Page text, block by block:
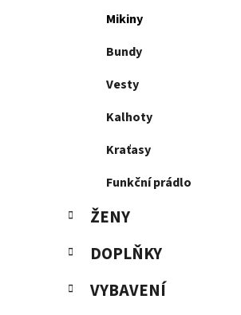
Mikiny
Bundy
Vesty
Kalhoty
Kraťasy
Funkční prádlo
ŽENY
DOPLŇKY
VYBAVENÍ